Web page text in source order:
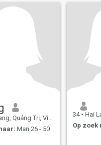
Quảng Trị, Vietnam
Man 26 - 50
34 • Hai
Op zoek